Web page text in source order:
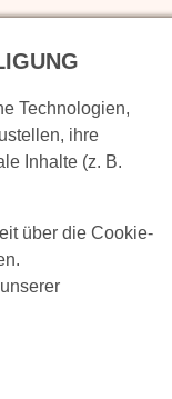
Technologien,
ihre
Inhalte (z. B.
über die Cookie-